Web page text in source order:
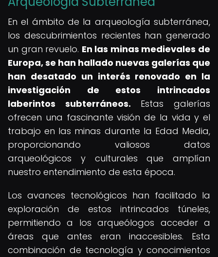
En el ámbito de la arqueología subterránea,
los descubrimientos recientes han generado
un gran revuelo. En las minas medievales de
Europa, se han hallado nuevas galerías que
han desatado un interés renovado en la
investigación de estos intrincados
laberintos subterráneos. Estas galerías
ofrecen una fascinante visión de la vida y el
trabajo en las minas durante la Edad Media,
proporcionando valiosos datos
arqueológicos y culturales que amplían
nuestro entendimiento de esta época.
Los avances tecnológicos han facilitado la
exploración de estos intrincados túneles,
permitiendo a los arqueólogos acceder a
áreas que antes eran inaccesibles. Esta
combinación de tecnología y conocimientos